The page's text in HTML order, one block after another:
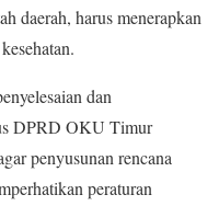
daerah, harus menerapkan
dan
DPRD OKU Timur
penyusunan rencana
peraturan